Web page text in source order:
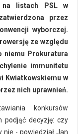
na listach PSL w
przez
wyborczej.
ze względu
niemu Prokuratura
immunitetu
Kwiatkowskiemu w
nich uprawnień.
konkursów
podjąć decyzję: czy
nie - powiedział Jan